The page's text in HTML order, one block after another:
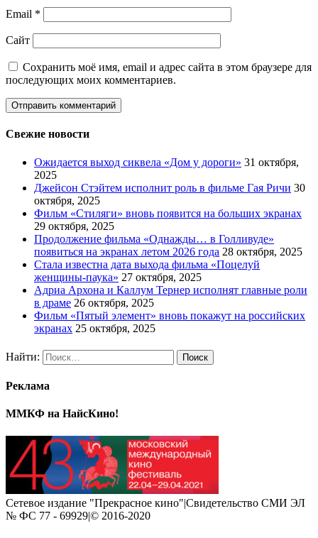
Email *
Сайт
Сохранить моё имя, email и адрес сайта в этом браузере для
последующих моих комментариев.
Свежие новости
Ожидается выход сиквела «Дом у дороги» 31 октября,
2025
Джейсон Стэйтем исполнит роль в фильме Гая Ричи 30
октября, 2025
Фильм «Стиляги» вновь появится на больших экранах
29 октября, 2025
Продолжение фильма «Однажды… в Голливуде»
появиться на экранах летом 2026 года 28 октября, 2025
Стала известна дата выхода фильма «Поцелуй
женщины-паука» 27 октября, 2025
Адриа Архона и Каллум Тернер исполнят главные роли
в драме 26 октября, 2025
Фильм «Пятый элемент» вновь покажут на российских
экранах 25 октября, 2025
Найти:
Реклама
ММКФ на НайсКино!
Сетевое издание "Прекрасное кино"|Свидетельство СМИ ЭЛ
№ ФС 77 - 69929|© 2016-2020